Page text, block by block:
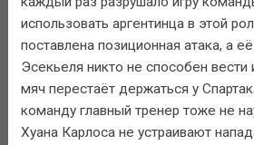
использовать аргентинца в этой
поставлена позиционная атака, а
Эсекьеля никто не способен вести
мяч перестаёт держаться у
команду главный тренер тоже не
Хуана Карлоса не устраивают